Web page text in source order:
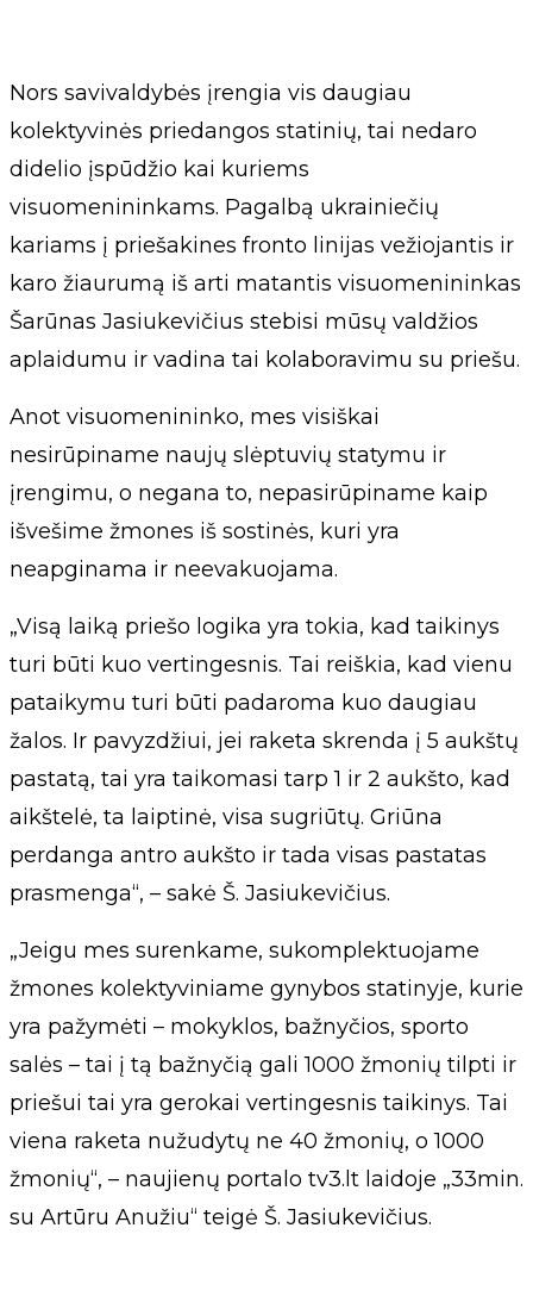
Nors savivaldybės įrengia vis daugiau
kolektyvinės priedangos statinių, tai nedaro
didelio įspūdžio kai kuriems
visuomenininkams. Pagalbą ukrainiečių
kariams į priešakines fronto linijas vežiojantis ir
karo žiaurumą iš arti matantis visuomenininkas
Šarūnas Jasiukevičius stebisi mūsų valdžios
aplaidumu ir vadina tai kolaboravimu su priešu.
Anot visuomenininko, mes visiškai
nesirūpiname naujų slėptuvių statymu ir
įrengimu, o negana to, nepasirūpiname kaip
išvešime žmones iš sostinės, kuri yra
neapginama ir neevakuojama.
„Visą laiką priešo logika yra tokia, kad taikinys
turi būti kuo vertingesnis. Tai reiškia, kad vienu
pataikymu turi būti padaroma kuo daugiau
žalos. Ir pavyzdžiui, jei raketa skrenda į 5 aukštų
pastatą, tai yra taikomasi tarp 1 ir 2 aukšto, kad
aikštelė, ta laiptinė, visa sugriūtų. Griūna
perdanga antro aukšto ir tada visas pastatas
prasmenga“, – sakė Š. Jasiukevičius.
„Jeigu mes surenkame, sukomplektuojame
žmones kolektyviniame gynybos statinyje, kurie
yra pažymėti – mokyklos, bažnyčios, sporto
salės – tai į tą bažnyčią gali 1000 žmonių tilpti ir
priešui tai yra gerokai vertingesnis taikinys. Tai
viena raketa nužudytų ne 40 žmonių, o 1000
žmonių“, – naujienų portalo tv3.lt laidoje „33min.
su Artūru Anužiu“ teigė Š. Jasiukevičius.